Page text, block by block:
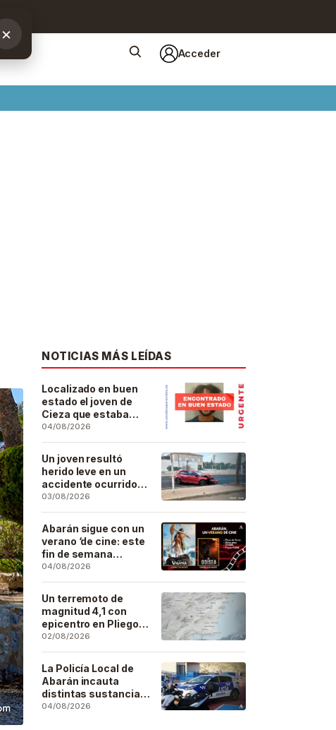
Acceder
NOTICIAS MÁS LEÍDAS
Localizado en buen
estado el joven de
Cieza que estaba
desaparecido desde
el pasado 29 de julio
04/08/2026
Un joven resultó
herido leve en un
accidente ocurrido
este lunes en la
barriada de San José
Artesano
03/08/2026
Abarán sigue con un
verano ‘de cine: este
fin de semana
Vaiana… y después,
La Odisea
04/08/2026
Un terremoto de
magnitud 4,1 con
epicentro en Pliego
se deja sentir en
buena parte de la
región
02/08/2026
La Policía Local de
Abarán incauta
distintas sustancias
estupefacientes en
04/08/2026
×